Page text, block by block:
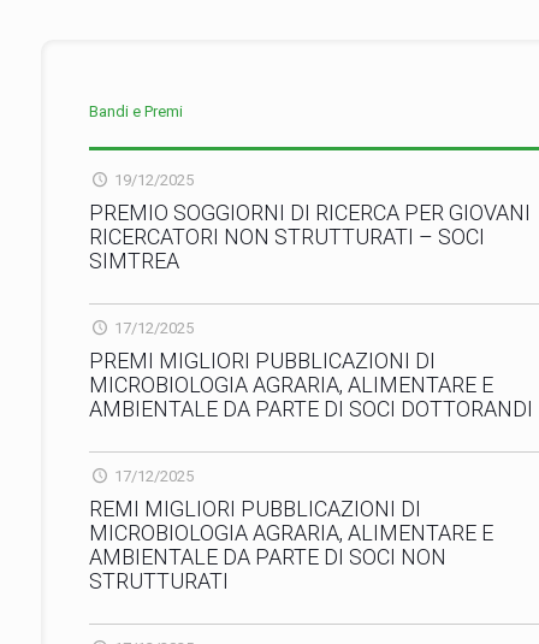
Bandi e Premi
19/12/2025
PREMIO SOGGIORNI DI RICERCA PER GIOVANI
RICERCATORI NON STRUTTURATI – SOCI
SIMTREA
17/12/2025
PREMI MIGLIORI PUBBLICAZIONI DI
MICROBIOLOGIA AGRARIA, ALIMENTARE E
AMBIENTALE DA PARTE DI SOCI DOTTORANDI
17/12/2025
REMI MIGLIORI PUBBLICAZIONI DI
MICROBIOLOGIA AGRARIA, ALIMENTARE E
AMBIENTALE DA PARTE DI SOCI NON
STRUTTURATI